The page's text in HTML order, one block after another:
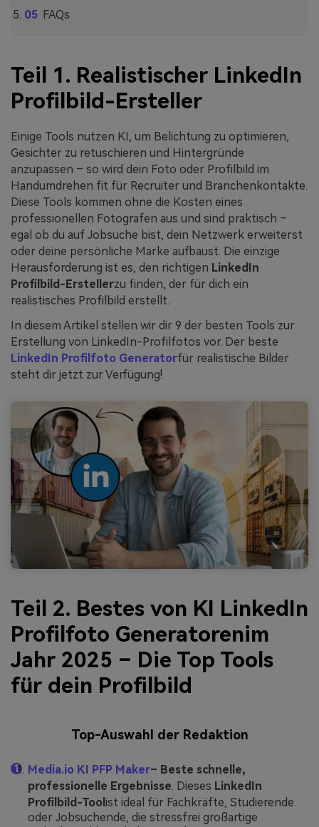
FAQs
Teil 1. Realistischer LinkedIn
Profilbild-Ersteller
Einige Tools nutzen KI, um Belichtung zu optimieren,
Gesichter zu retuschieren und Hintergründe
anzupassen – so wird dein Foto oder Profilbild im
Handumdrehen fit für Recruiter und Branchenkontakte.
Diese Tools kommen ohne die Kosten eines
professionellen Fotografen aus und sind praktisch –
egal ob du auf Jobsuche bist, dein Netzwerk erweiterst
oder deine persönliche Marke aufbaust. Die einzige
Herausforderung ist es, den richtigen LinkedIn
Profilbild-Erstellerzu finden, der für dich ein
realistisches Profilbild erstellt.
In diesem Artikel stellen wir dir 9 der besten Tools zur
Erstellung von LinkedIn-Profilfotos vor. Der beste
LinkedIn Profilfoto Generatorfür realistische Bilder
steht dir jetzt zur Verfügung!
Teil 2. Bestes von KI LinkedIn
Profilfoto Generatorenim
Jahr 2025 – Die Top Tools
für dein Profilbild
Top-Auswahl der Redaktion
Media.io KI PFP Maker– Beste schnelle,
professionelle Ergebnisse. Dieses LinkedIn
Profilbild-Tool ist ideal für Fachkräfte, Studierende
oder Jobsuchende, die stressfrei großartige